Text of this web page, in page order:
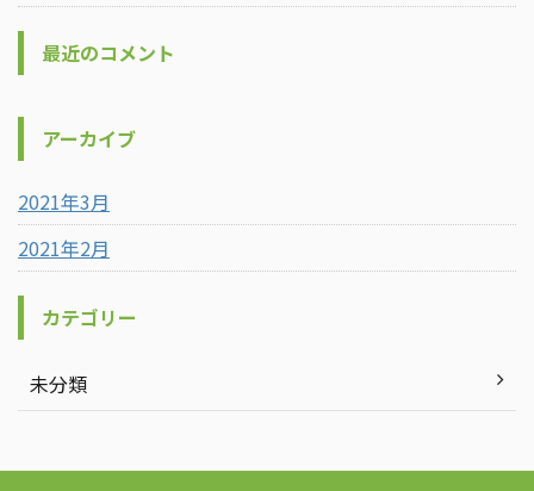
最近のコメント
アーカイブ
2021年3月
2021年2月
カテゴリー
未分類